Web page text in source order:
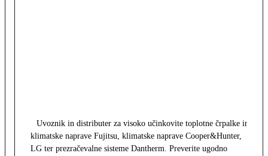
Uvoznik in distributer za visoko učinkovite toplotne črpalke in
klimatske naprave Fujitsu, klimatske naprave Cooper&Hunter,
LG ter prezračevalne sisteme Dantherm. Preverite ugodno